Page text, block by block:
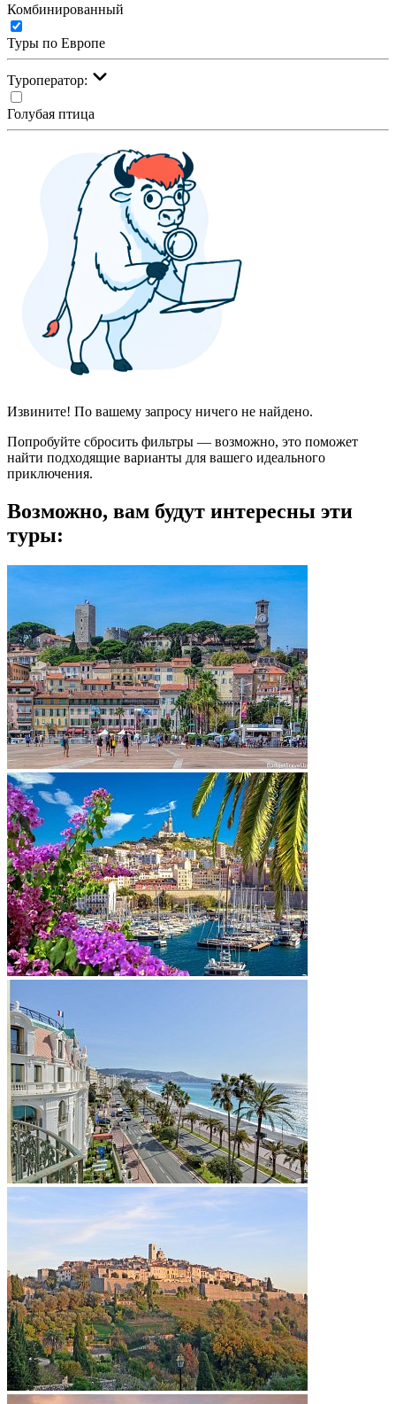
Комбинированный
Туры по Европе
Туроператор:
Голубая птица
Извините! По вашему запросу ничего не найдено.
Попробуйте сбросить фильтры — возможно, это поможет
найти подходящие варианты для вашего идеального
приключения.
Возможно, вам будут интересны эти
туры: